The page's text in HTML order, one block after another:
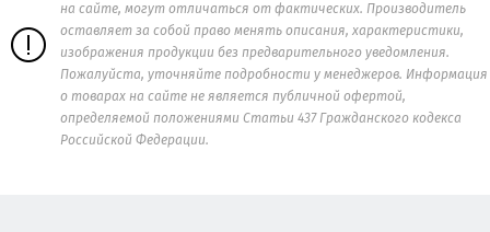
на сайте, могут отличаться от фактических. Производитель
оставляет за собой право менять описания, характеристики,
изображения продукции без предварительного уведомления.
Пожалуйста, уточняйте подробности у менеджеров. Информация
о товарах на сайте не является публичной офертой,
определяемой положениями Статьи 437 Гражданского кодекса
Российской Федерации.